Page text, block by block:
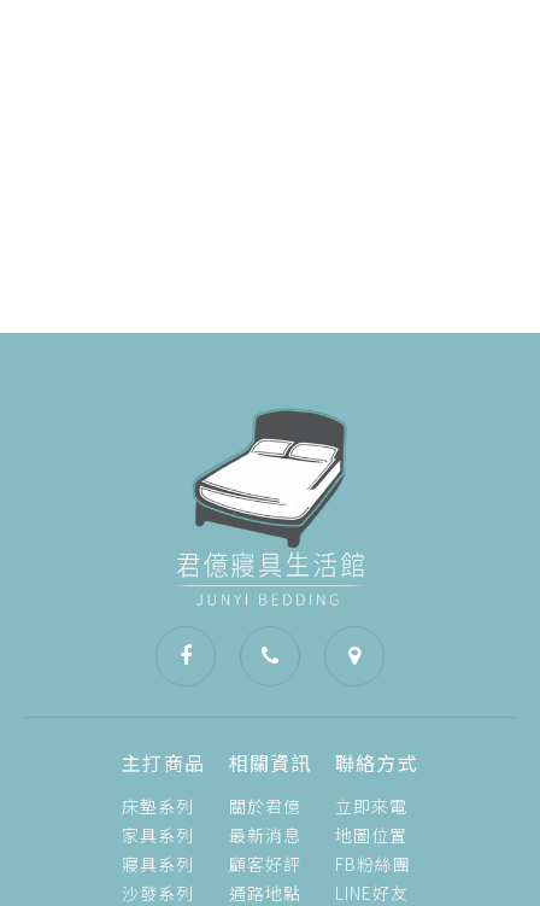
主打商品
床墊系列
家具系列
寢具系列
沙發系列
相關資訊
關於君億
最新消息
顧客好評
通路地點
聯絡方式
立即來電
地圖位置
FB粉絲團
LINE好友